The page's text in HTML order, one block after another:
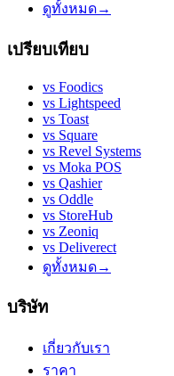
ดูทั้งหมด→
เปรียบเทียบ
vs Foodics
vs Lightspeed
vs Toast
vs Square
vs Revel Systems
vs Moka POS
vs Qashier
vs Oddle
vs StoreHub
vs Zeoniq
vs Deliverect
ดูทั้งหมด→
บริษัท
เกี่ยวกับเรา
ราคา